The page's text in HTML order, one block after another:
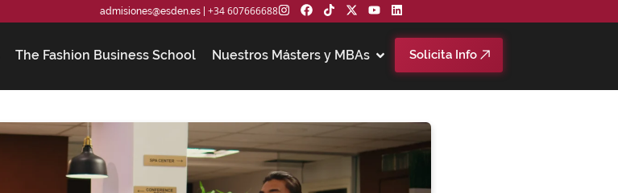
admisiones@esden.es| +34 607666688
The Fashion Business School Nuestros Másters y MBAs Solicita Info